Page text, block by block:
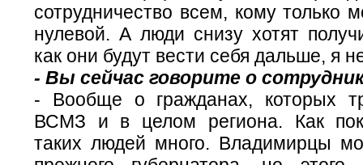
сотрудничество всем, кому только
нулевой. А люди снизу хотят
как они будут вести себя дальше, я
- Вы сейчас говорите о
- Вообще о гражданах, которых
ВСМЗ и в целом региона. Как
таких людей много. Владимирцы